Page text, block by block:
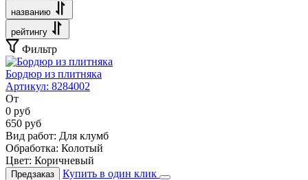
названию
рейтингу
Фильтр
Бордюр из плитняка
Артикул: 8284002
От
0 руб
650 руб
Вид работ: Для клумб
Обработка: Колотый
Цвет: Коричневый
Предзаказ Купить в один клик